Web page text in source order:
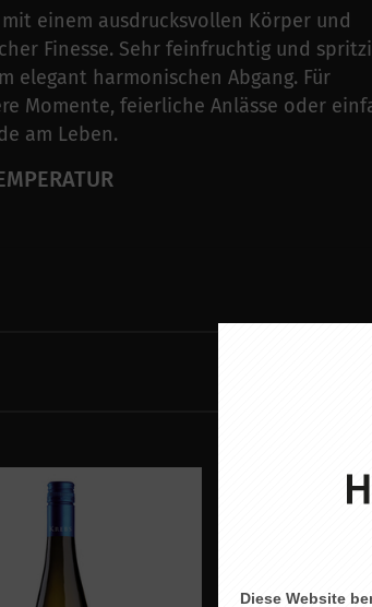
mit einem ausdrucksvollen Körper und
Finesse. Sehr feinfruchtig und
elegant harmonischen Abgang. Für
Momente, feierliche Anlässe oder
am Leben.
Diese Website